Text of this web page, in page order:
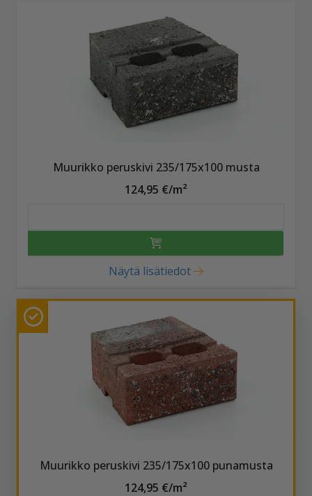
Muurikko peruskivi 235/175x100 musta
124,95 €/m²
Näytä lisätiedot
Muurikko peruskivi 235/175x100 punamusta
124,95 €/m²